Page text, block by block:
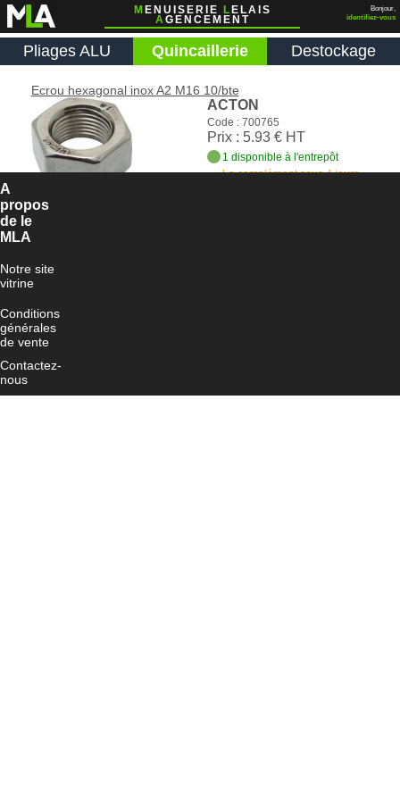
M ENUISERIE L ELAIS
AGENCEMENT
Bonjour,
identifiez-vous
Pliages ALU Quincaillerie Destockage
Ecrou hexagonal inox A2 M16 10/bte
ACTON
Code : 700765
Prix : 5.93 € HT
1 disponible à l'entrepôt
Le complément sous 4 jours
A
propos
de le
MLA
Notre site
vitrine
Conditions
générales
de vente
Contactez-
nous